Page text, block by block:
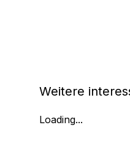
Weitere
Loading...